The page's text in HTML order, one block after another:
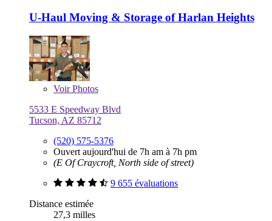
U-Haul Moving & Storage of Harlan Heights
VoirPhotos
5533 E Speedway Blvd
Tucson, AZ 85712
(520) 575-5376
Ouvert aujourd'hui de 7h am à 7h pm
(E Of Craycroft, North side of street)
9 655 évaluations
Distance estimée
27,3 milles